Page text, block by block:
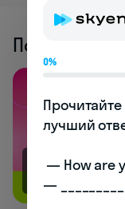
Похожие
0%
лучший
— _________